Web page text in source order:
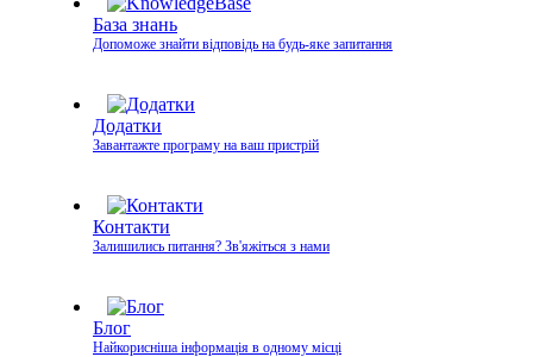
База знань
Допоможе знайти відповідь на будь-яке запитання
Додатки
Завантажте програму на ваш пристрій
Контакти
Залишились питання? Зв'яжіться з нами
Блог
Найкорисніша інформація в одному місці